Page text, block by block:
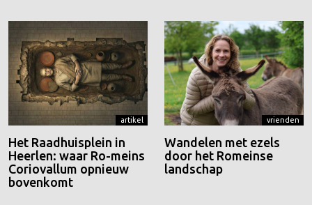
artikel
Het Raadhuisplein in
Heerlen: waar Ro-meins
Coriovallum opnieuw
bovenkomt
vrienden
Wandelen met ezels
door het Romeinse
landschap